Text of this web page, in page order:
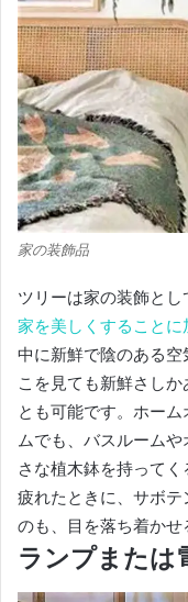
家の装飾品
ツリーは家の装飾とし
家を美しくすることに
中に新鮮で陰のある空
こを見ても新鮮さしか
とも可能です。 ホーム
ムでも、バスルーム
さな植木鉢を持ってく
疲れたときに、サボ
のも、目を落ち着かせ
ランプまたは